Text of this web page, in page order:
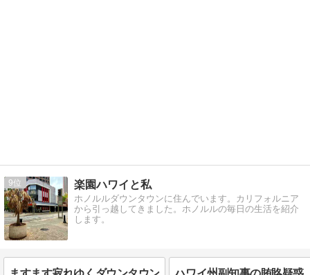
9 楽園ハワイと私
ホノルルダウンタウンに住んでいます。カリフォルニア
から引っ越してきました。ホノルルの毎日の生活を紹介
します。